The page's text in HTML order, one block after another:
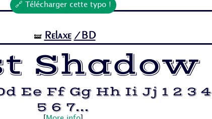
🔗 Télécharger cette typo !
🝛 Relaxe /BD
Shadow
Ee Ff Gg Hh Ii Jj 1 2 3 4
5 6 7...